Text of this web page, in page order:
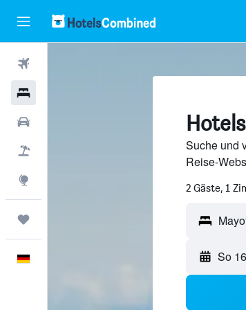
Suche und
Reise-
2 Gäste, 1
So